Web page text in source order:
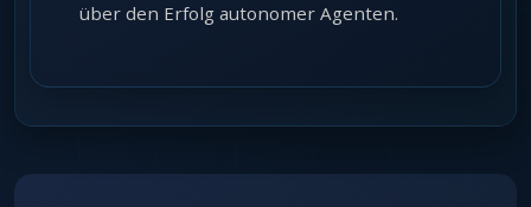
über den Erfolg autonomer Agenten.